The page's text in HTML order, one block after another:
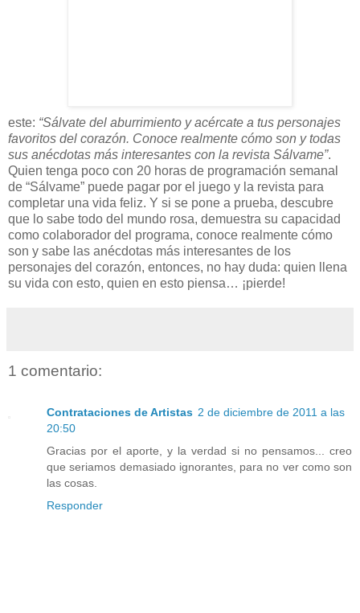
este: “Sálvate del aburrimiento y acércate a tus personajes
favoritos del corazón. Conoce realmente cómo son y todas
sus anécdotas más interesantes con la revista Sálvame”.
Quien tenga poco con 20 horas de programación semanal
de “Sálvame” puede pagar por el juego y la revista para
completar una vida feliz. Y si se pone a prueba, descubre
que lo sabe todo del mundo rosa, demuestra su capacidad
como colaborador del programa, conoce realmente cómo
son y sabe las anécdotas más interesantes de los
personajes del corazón, entonces, no hay duda: quien llena
su vida con esto, quien en esto piensa… ¡pierde!
1 comentario:
Contrataciones de Artistas 2 de diciembre de 2011 a las
20:50
Gracias por el aporte, y la verdad si no pensamos... creo
que seriamos demasiado ignorantes, para no ver como son
las cosas.
Responder